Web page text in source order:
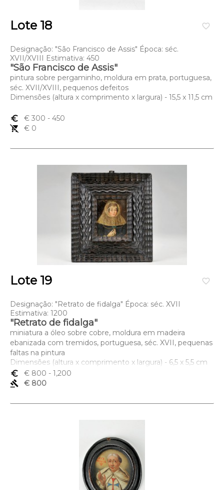
favorite_border
Lote 18
Designação: "São Francisco de Assis" Época: séc.
XVII/XVIII Estimativa: 450
"São Francisco de Assis"
pintura sobre pergaminho, moldura em prata, portuguesa,
séc. XVII/XVIII, pequenos defeitos
Dimensões (altura x comprimento x largura) - 15,5 x 11,5 cm
euro_symbol € 300 - 450
remove_shopping_cart
€ 0
favorite_border
Lote 19
Designação: "Retrato de fidalga" Época: séc. XVII
Estimativa: 1200
"Retrato de fidalga"
miniatura a óleo sobre cobre, moldura em madeira
ebanizada com tremidos, portuguesa, séc. XVII, pequenas
faltas na pintura
Dimensões (altura x comprimento x largura) - 6,5 x 5,5 cm
euro_symbol
€ 800 - 1,200
gavel
€ 800